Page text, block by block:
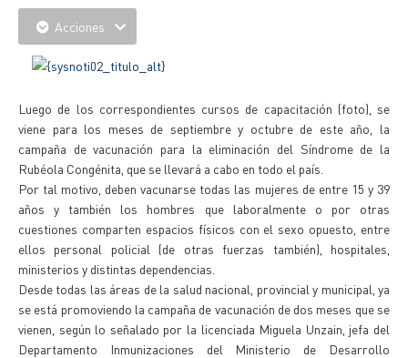
Acciones
Luego de los correspondientes cursos de capacitación (foto), se
viene para los meses de septiembre y octubre de este año, la
campaña de vacunación para la eliminación del Síndrome de la
Rubéola Congénita, que se llevará a cabo en todo el país.
Por tal motivo, deben vacunarse todas las mujeres de entre 15 y 39
años y también los hombres que laboralmente o por otras
cuestiones comparten espacios físicos con el sexo opuesto, entre
ellos personal policial (de otras fuerzas también), hospitales,
ministerios y distintas dependencias.
Desde todas las áreas de la salud nacional, provincial y municipal, ya
se está promoviendo la campaña de vacunación de dos meses que se
vienen, según lo señalado por la licenciada Miguela Unzain, jefa del
Departamento Inmunizaciones del Ministerio de Desarrollo